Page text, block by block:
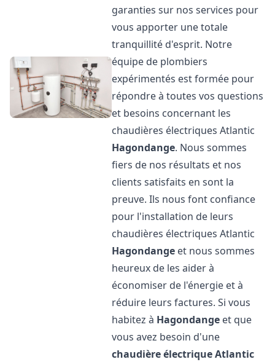
garanties sur nos services pour
vous apporter une totale
tranquillité d'esprit. Notre
équipe de plombiers
expérimentés est formée pour
répondre à toutes vos questions
et besoins concernant les
chaudières électriques Atlantic
Hagondange. Nous sommes
fiers de nos résultats et nos
clients satisfaits en sont la
preuve. Ils nous font confiance
pour l'installation de leurs
chaudières électriques Atlantic
Hagondange et nous sommes
heureux de les aider à
économiser de l'énergie et à
réduire leurs factures. Si vous
habitez à Hagondange et que
vous avez besoin d'une
chaudière électrique Atlantic